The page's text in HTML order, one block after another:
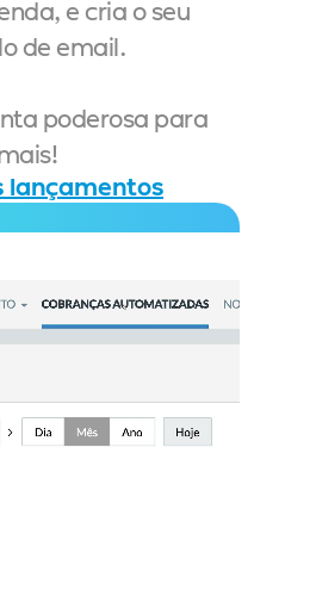
e cria o seu
de email.
poderosa para
lançamentos